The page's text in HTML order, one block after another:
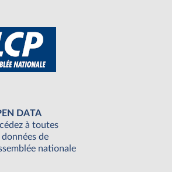
DATA
à toutes
données de
nationale